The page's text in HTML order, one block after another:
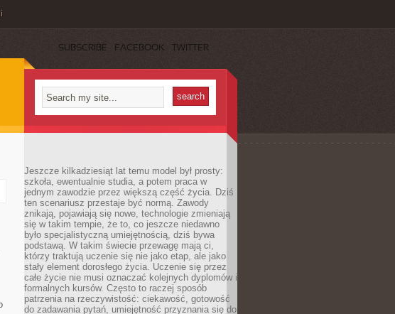
SUBSCRIBE FACEBOOK TWITTER
Jeszcze kilkadziesiąt lat temu model był prosty:
szkoła, ewentualnie studia, a potem praca w
jednym zawodzie przez większą część życia. Dziś
ten scenariusz przestaje być normą. Zawody
znikają, pojawiają się nowe, technologie zmieniają
się w takim tempie, że to, co jeszcze niedawno
było specjalistyczną umiejętnością, dziś bywa
podstawą. W takim świecie przewagę mają ci,
którzy traktują uczenie się nie jako etap, ale jako
stały element dorosłego życia. Uczenie się przez
całe życie nie musi oznaczać kolejnych dyplomów i
formalnych kursów. Często to raczej sposób
patrzenia na rzeczywistość: ciekawość, gotowość
do zadawania pytań, umiejętność przyznania się do